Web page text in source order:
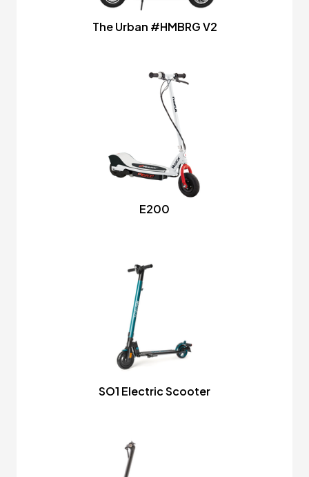
The Urban #HMBRG V2
E200
SO1 Electric Scooter